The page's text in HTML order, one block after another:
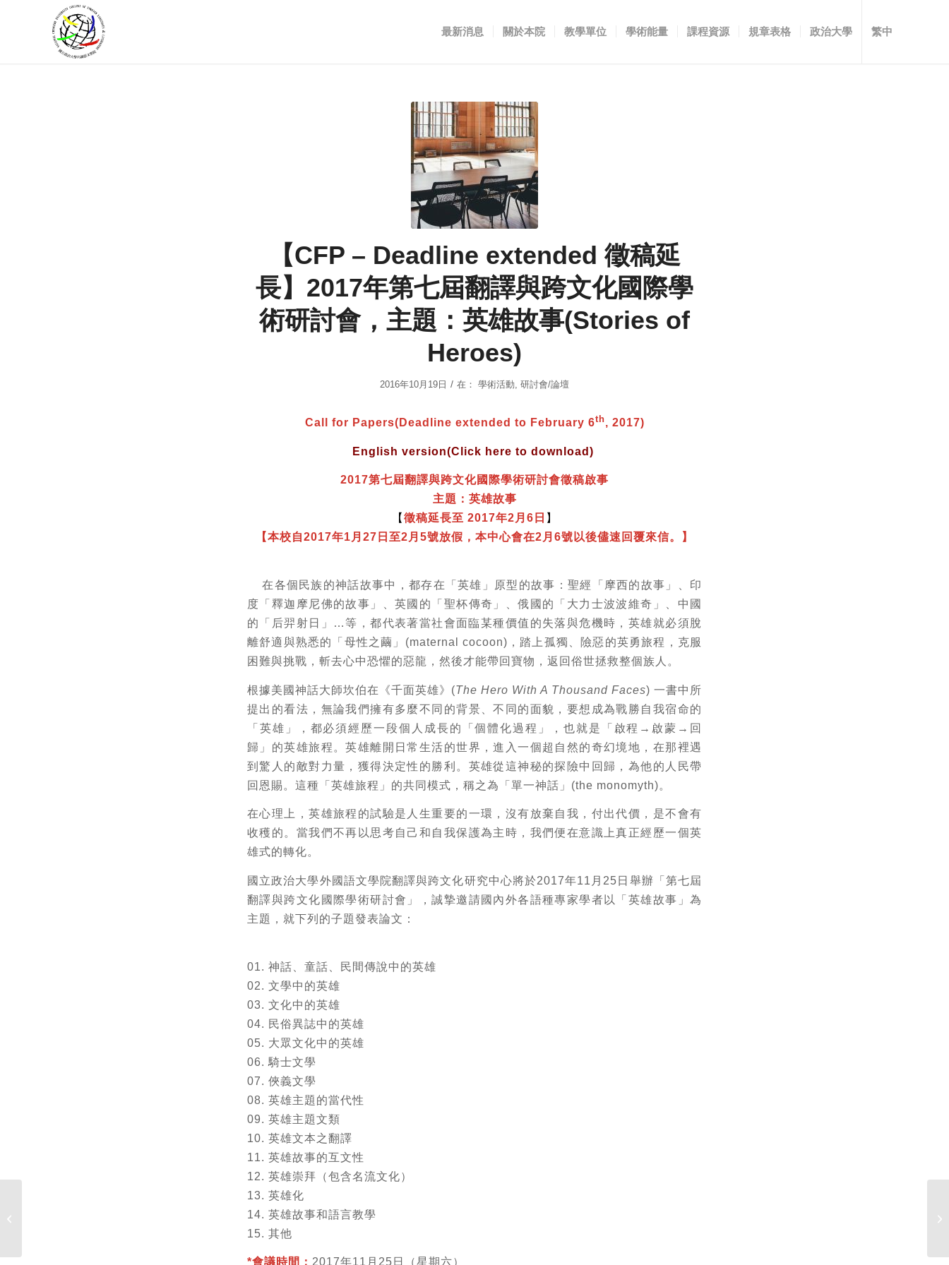
最新消息 關於本院 教學單位 學術能量 課程資源 規章表格 政治大學 繁中
【CFP – Deadline extended 徵稿延
長】2017年第七屆翻譯與跨文化國際學
術研討會，主題：英雄故事(Stories of
Heroes)
2016年10月19日 / 在： 學術活動, 研討會/論壇
Call for Papers(Deadline extended to February 6th, 2017)
English version(Click here to download)
2017第七屆翻譯與跨文化國際學術研討會徵稿啟事
主題：英雄故事
【 徵稿延長至 2017年2月6日 】
【本校自2017年1月27日至2月5號放假，本中心會在2月6號以後儘速回覆來信。】
在各個民族的神話故事中，都存在「英雄」原型的故事：聖經「摩西的故事」、印
度「釋迦摩尼佛的故事」、英國的「聖杯傳奇」、俄國的「大力士波波維奇」、中國
的「后羿射日」…等，都代表著當社會面臨某種價值的失落與危機時，英雄就必須脫
離舒適與熟悉的「母性之繭」(maternal cocoon)，踏上孤獨、險惡的英勇旅程，克服
困難與挑戰，斬去心中恐懼的惡龍，然後才能帶回寶物，返回俗世拯救整個族人。
根據美國神話大師坎伯在《千面英雄》(The Hero With A Thousand Faces) 一書中所
提出的看法，無論我們擁有多麼不同的背景、不同的面貌，要想成為戰勝自我宿命的
「英雄」，都必須經歷一段個人成長的「個體化過程」，也就是「啟程→啟蒙→回
歸」的英雄旅程。英雄離開日常生活的世界，進入一個超自然的奇幻境地，在那裡遇
到驚人的敵對力量，獲得決定性的勝利。英雄從這神秘的探險中回歸，為他的人民帶
回恩賜。這種「英雄旅程」的共同模式，稱之為「單一神話」(the monomyth)。
在心理上，英雄旅程的試驗是人生重要的一環，沒有放棄自我，付出代價，是不會有
收穫的。當我們不再以思考自己和自我保護為主時，我們便在意識上真正經歷一個英
雄式的轉化。
國立政治大學外國語文學院翻譯與跨文化研究中心將於2017年11月25日舉辦「第七屆
翻譯與跨文化國際學術研討會」，誠摯邀請國內外各語種專家學者以「英雄故事」為
主題，就下列的子題發表論文：
01. 神話、童話、民間傳說中的英雄
02. 文學中的英雄
03. 文化中的英雄
04. 民俗異誌中的英雄
05. 大眾文化中的英雄
06. 騎士文學
07. 俠義文學
08. 英雄主題的當代性
09. 英雄主題文類
10. 英雄文本之翻譯
11. 英雄故事的互文性
12. 英雄崇拜（包含名流文化）
13. 英雄化
14. 英雄故事和語言教學
15. 其他
*會議時間： 2017年11月25日（星期六）